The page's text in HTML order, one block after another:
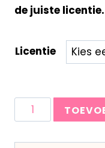
de juiste licentie.
Licentie